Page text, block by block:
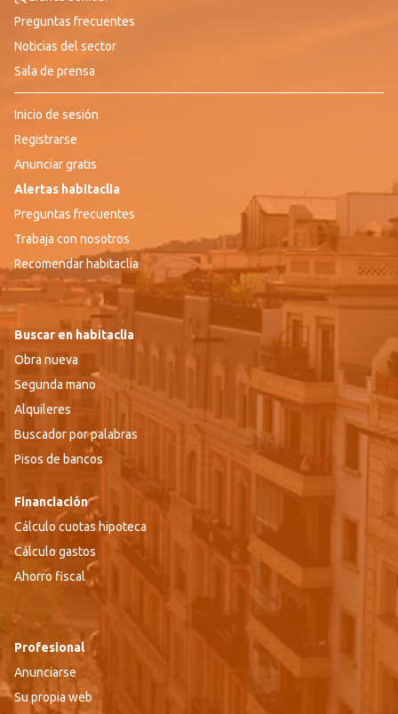
Preguntas frecuentes
Noticias del sector
Sala de prensa
Inicio de sesión
Registrarse
Anunciar gratis
Alertas habitaclia
Preguntas frecuentes
Trabaja con nosotros
Recomendar habitaclia
Buscar en habitaclia
Obra nueva
Segunda mano
Alquileres
Buscador por palabras
Pisos de bancos
Financiación
Cálculo cuotas hipoteca
Cálculo gastos
Ahorro fiscal
Profesional
Anunciarse
Su propia web